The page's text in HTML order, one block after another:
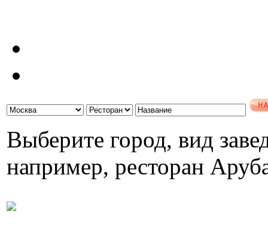
Выберите город, вид
например, ресторан